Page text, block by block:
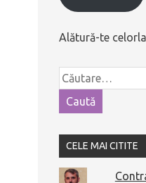
Alătură-te
CELE MAI CITITE